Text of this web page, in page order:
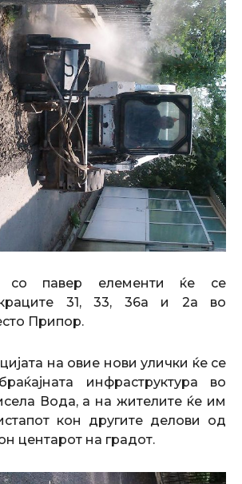
со павер елементи ќе се
31, 33, 36а и 2а во
Припор.
на овие нови улички ќе се
инфраструктура во
Вода, а на жителите ќе им
кон другите делови од
центарот на градот.